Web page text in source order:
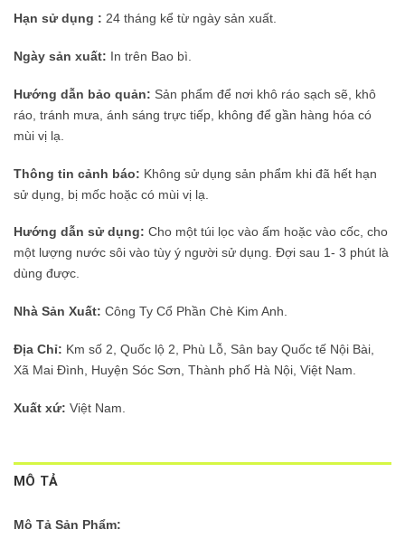
Hạn sử dụng : 24 tháng kể từ ngày sản xuất.
Ngày sản xuất: In trên Bao bì.
Hướng dẫn bảo quản: Sản phẩm để nơi khô ráo sạch sẽ, khô
ráo, tránh mưa, ánh sáng trực tiếp, không để gần hàng hóa có
mùi vị lạ.
Thông tin cảnh báo: Không sử dụng sản phẩm khi đã hết hạn
sử dụng, bị mốc hoặc có mùi vị lạ.
Hướng dẫn sử dụng: Cho một túi lọc vào ấm hoặc vào cốc, cho
một lượng nước sôi vào tùy ý người sử dụng. Đợi sau 1- 3 phút là
dùng được.
Nhà Sản Xuất: Công Ty Cổ Phần Chè Kim Anh.
Địa Chỉ: Km số 2, Quốc lộ 2, Phù Lỗ, Sân bay Quốc tế Nội Bài,
Xã Mai Đình, Huyện Sóc Sơn, Thành phố Hà Nội, Việt Nam.
Xuất xứ: Việt Nam.
MÔ TẢ
Mô Tả Sản Phẩm: